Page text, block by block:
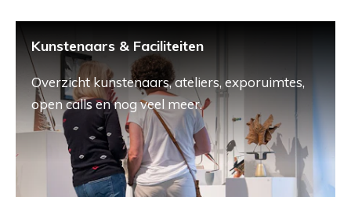
Kunstenaars & Faciliteiten
Overzicht kunstenaars, ateliers, exporuimtes,
open calls en nog veel meer.